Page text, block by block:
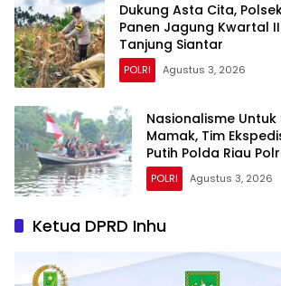
Dukung Asta Cita,
Panen Jagung Kwartal
Tanjung Siantar
POLRI Agustus 3, 2026
Nasionalisme Untuk
Mamak, Tim
Putih Polda Riau
Hantarkan Bendera,
Tanam Pohon
POLRI Agustus 3, 2026
Ketua DPRD Inhu